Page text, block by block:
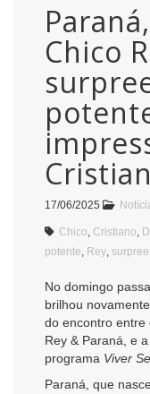
Chico
17/06/2025
Chico Cristiano
potente Rey
No domingo
brilhou
do encontro entre
Rey & Paraná, e
programa Viver
Paraná, que